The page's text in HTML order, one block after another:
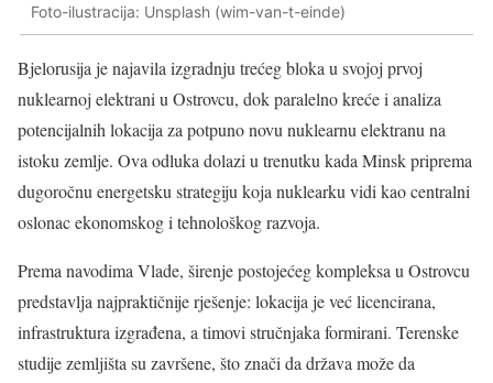
Foto-ilustracija: Unsplash (wim-van-t-einde)
Bjelorusija je najavila izgradnju trećeg bloka u svojoj prvoj
nuklearnoj elektrani u Ostrovcu, dok paralelno kreće i analiza
potencijalnih lokacija za potpuno novu nuklearnu elektranu na
istoku zemlje. Ova odluka dolazi u trenutku kada Minsk priprema
dugoročnu energetsku strategiju koja nuklearku vidi kao centralni
oslonac ekonomskog i tehnološkog razvoja.
Prema navodima Vlade, širenje postojećeg kompleksa u Ostrovcu
predstavlja najpraktičnije rješenje: lokacija je već licencirana,
infrastruktura izgrađena, a timovi stručnjaka formirani. Terenske
studije zemljišta su završene, što znači da država može da